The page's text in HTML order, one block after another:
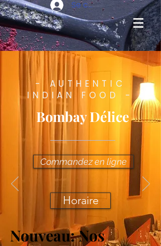
Se connecter
- AUTHENTIC
INDIAN FOOD -
Bombay Délice
Commandez en ligne
Horaire
Nouveau: Nos